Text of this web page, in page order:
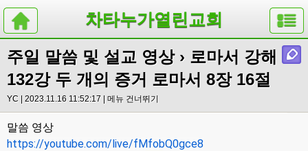
차타누가열린교회
주일 말씀 및 설교 영상› 로마서 강해
132강 두 개의 증거 로마서 8장 16절
YC | 2023.11.16 11:52:17 | 메뉴 건너뛰기
말씀 영상
https://youtube.com/live/fMfobQ0gce8